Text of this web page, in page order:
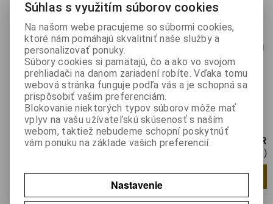
Katalógové číslo:0143017
Záruka (mesiacov): 24
Termín dodania(prac.dni)-platí pre sklad
LIESKOVEC: skladom
Hmotnosť balenia: 0,62 kg
EAN:5908254803352
Napájací zdroj sa používa na napájanie
rôznych elektronických zariadení, ako sú
napríklad LED pásy, ...
31 EUR
25,21 EUR (Cena bez DPH)
ks Pridať do košíka
Súhlas s využitím súborov cookies
Na našom webe pracujeme so súbormi cookies,
ktoré nám pomáhajú skvalitniť naše služby a
personalizovať ponuky.
Súbory cookies si pamätajú, čo a ako vo svojom
prehliadači na danom zariadení robíte. Vďaka tomu
webová stránka funguje podľa vás a je schopná sa
prispôsobiť vašim preferenciám.
Blokovanie niektorých typov súborov môže mať
vplyv na vašu užívateľskú skúsenosť s naším
webom, taktiež nebudeme schopní poskytnúť
vám ponuku na základe vašich preferencií.
Nastavenie